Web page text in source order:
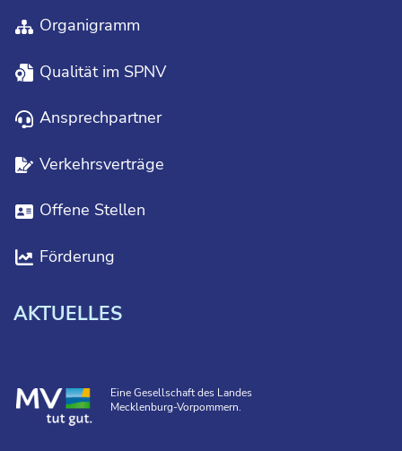
Eine Gesellschaft des Landes
Mecklenburg-Vorpommern.
Organigramm
Qualität im SPNV
Ansprechpartner
Verkehrsverträge
Offene Stellen
Förderung
AKTUELLES